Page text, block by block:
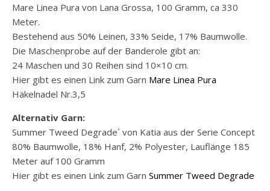
Mare Linea Pura von Lana Grossa, 100 Gramm, ca 330
Meter.
Bestehend aus 50% Leinen, 33% Seide, 17% Baumwolle.
Die Maschenprobe auf der Banderole gibt an:
24 Maschen und 30 Reihen sind 10×10 cm.
Hier gibt es einen Link zum Garn Mare Linea Pura
Häkelnadel Nr.3,5
Alternativ Garn:
Summer Tweed Degrade´ von Katia aus der Serie Concept
80% Baumwolle, 18% Hanf, 2% Polyester, Lauflänge 185
Meter auf 100 Gramm
Hier gibt es einen Link zum Garn Summer Tweed Degrade